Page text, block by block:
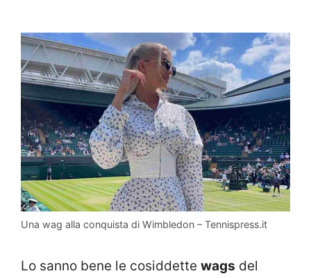
Una wag alla conquista di Wimbledon – Tennispress.it
Lo sanno bene le cosiddette wags del